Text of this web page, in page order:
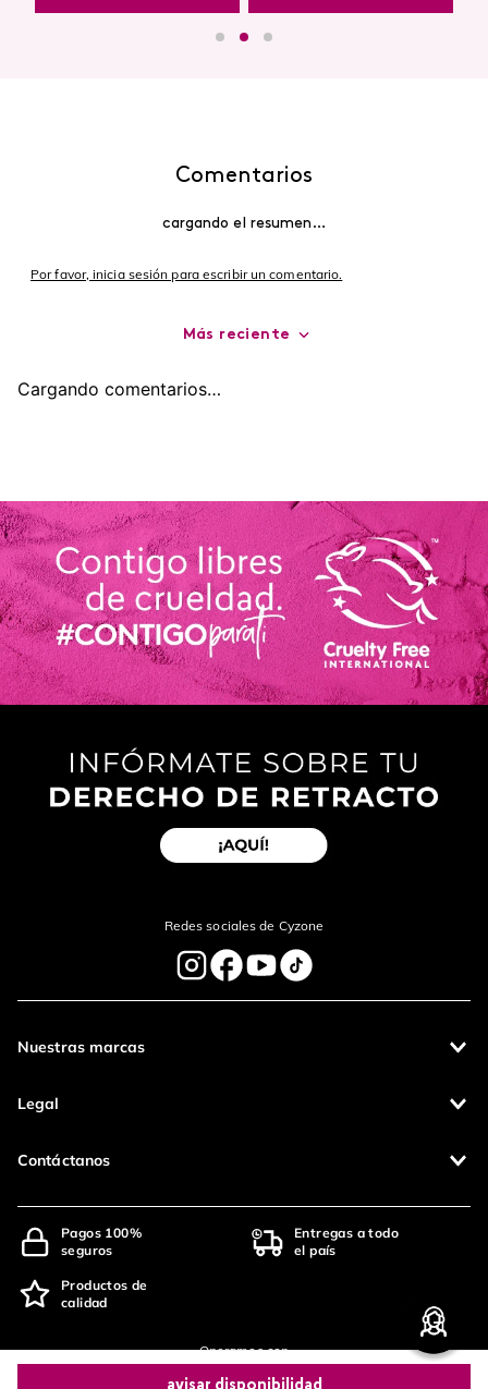
Comentarios
cargando el resumen…
Por favor, inicia sesión para escribir un comentario.
Más reciente
Cargando comentarios…
Redes sociales de Cyzone
Nuestras marcas
Legal
Contáctanos
Pagos 100%
seguros
Entregas a todo
el país
Productos de
calidad
Operamos con